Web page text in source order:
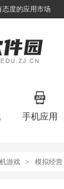
态度的应用市场
手机应用
游戏 模拟经营